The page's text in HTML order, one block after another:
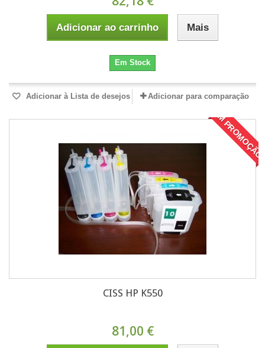
Adicionar ao carrinho Mais
Em Stock
Adicionar à Lista de desejos Adicionar para comparação
EM
CISS HP K550
81,00 €